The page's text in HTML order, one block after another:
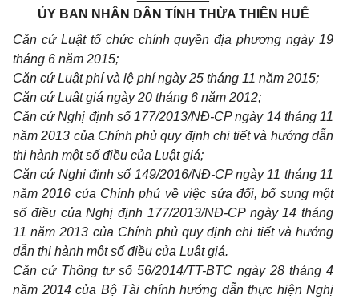
ỦY BAN NHÂN DÂN TỈNH THỪA THIÊN HUẾ
Căn cứ Luật tổ chức chính quyền địa phương ngày 19
tháng 6 năm 2015;
Căn cứ Luật phí và lệ phí ngày 25 tháng 11 năm 2015;
Căn cứ Luật giá ngày 20 tháng 6 năm 2012;
Căn cứ Nghị định số 177/2013/NĐ-CP ngày 14 tháng 11
năm 2013 của Chính phủ quy định chi tiết và hướng dẫn
thi hành một số điều của Luật giá;
Căn cứ Nghị định số 149/2016/NĐ-CP ngày 11 tháng 11
năm 2016 của Chính phủ về việc sửa đổi, bổ sung một
số điều của Nghị định 177/2013/NĐ-CP ngày 14 tháng
11 năm 2013 của Chính phủ quy định chi tiết và hướng
dẫn thi hành một số điều của Luật giá.
Căn cứ Thông tư số 56/2014/TT-BTC ngày 28 tháng 4
năm 2014 của Bộ Tài chính hướng dẫn thực hiện Nghị